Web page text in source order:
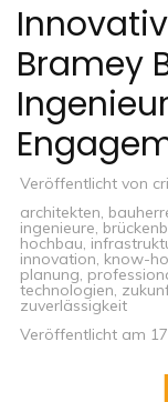
Bramey
Veröffentlicht von
architekten,
ingenieure,
hochbau,
innovation, know-
planung,
technologien,
zuverlässigkeit
Veröffentlicht am